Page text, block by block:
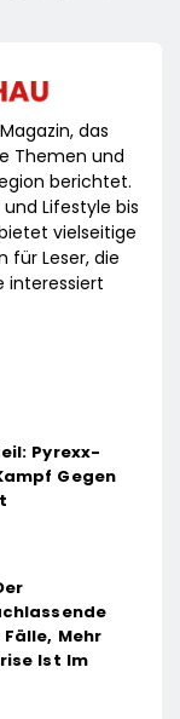
das
Themen und
berichtet.
Lifestyle bis
vielseitige
für Leser, die
interessiert
Pyrexx-
Gegen
Mehr
Ist Im